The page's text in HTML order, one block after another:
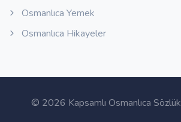
Osmanlıca Yemek
Osmanlıca Hikayeler
© 2026 Kapsamlı Osmanlıca Sözlük